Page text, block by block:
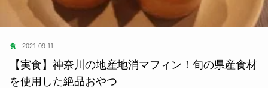
食 2021.09.11
【実食】神奈川の地産地消マフィン！旬の県産食材
を使用した絶品おやつ